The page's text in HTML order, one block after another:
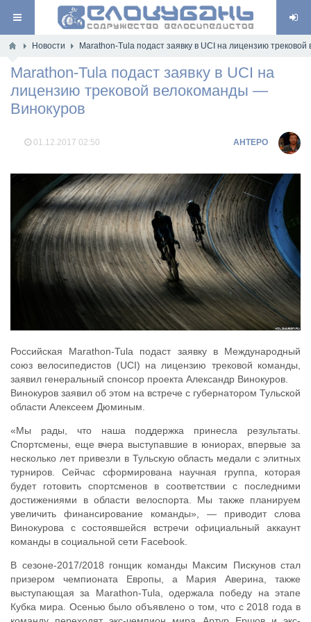
Новости Marathon-Tula подаст заявку в UCI на лицензию
Marathon-Tula подаст заявку в UCI на
лицензию трековой велокоманды —
Винокуров
01.12.2017 02:50 AHTEPO
Российская Marathon-Tula подаст заявку в Международный
союз велосипедистов (UCI) на лицензию трековой команды,
заявил генеральный спонсор проекта Александр Винокуров.
Винокуров заявил об этом на встрече с губернатором Тульской
области Алексеем Дюминым.
«Мы рады, что наша поддержка принесла результаты.
Спортсмены, еще вчера выступавшие в юниорах, впервые за
несколько лет привезли в Тульскую область медали с элитных
турниров. Сейчас сформирована научная группа, которая
будет готовить спортсменов в соответствии с последними
достижениями в области велоспорта. Мы также планируем
увеличить финансирование команды», — приводит слова
Винокурова с состоявшейся встречи официальный аккаунт
команды в социальной сети Facebook.
В сезоне-2017/2018 гонщик команды Максим Пискунов стал
призером чемпионата Европы, а Мария Аверина, также
выступающая за Marathon-Tula, одержала победу на этапе
Кубка мира. Осенью было объявлено о том, что с 2018 года в